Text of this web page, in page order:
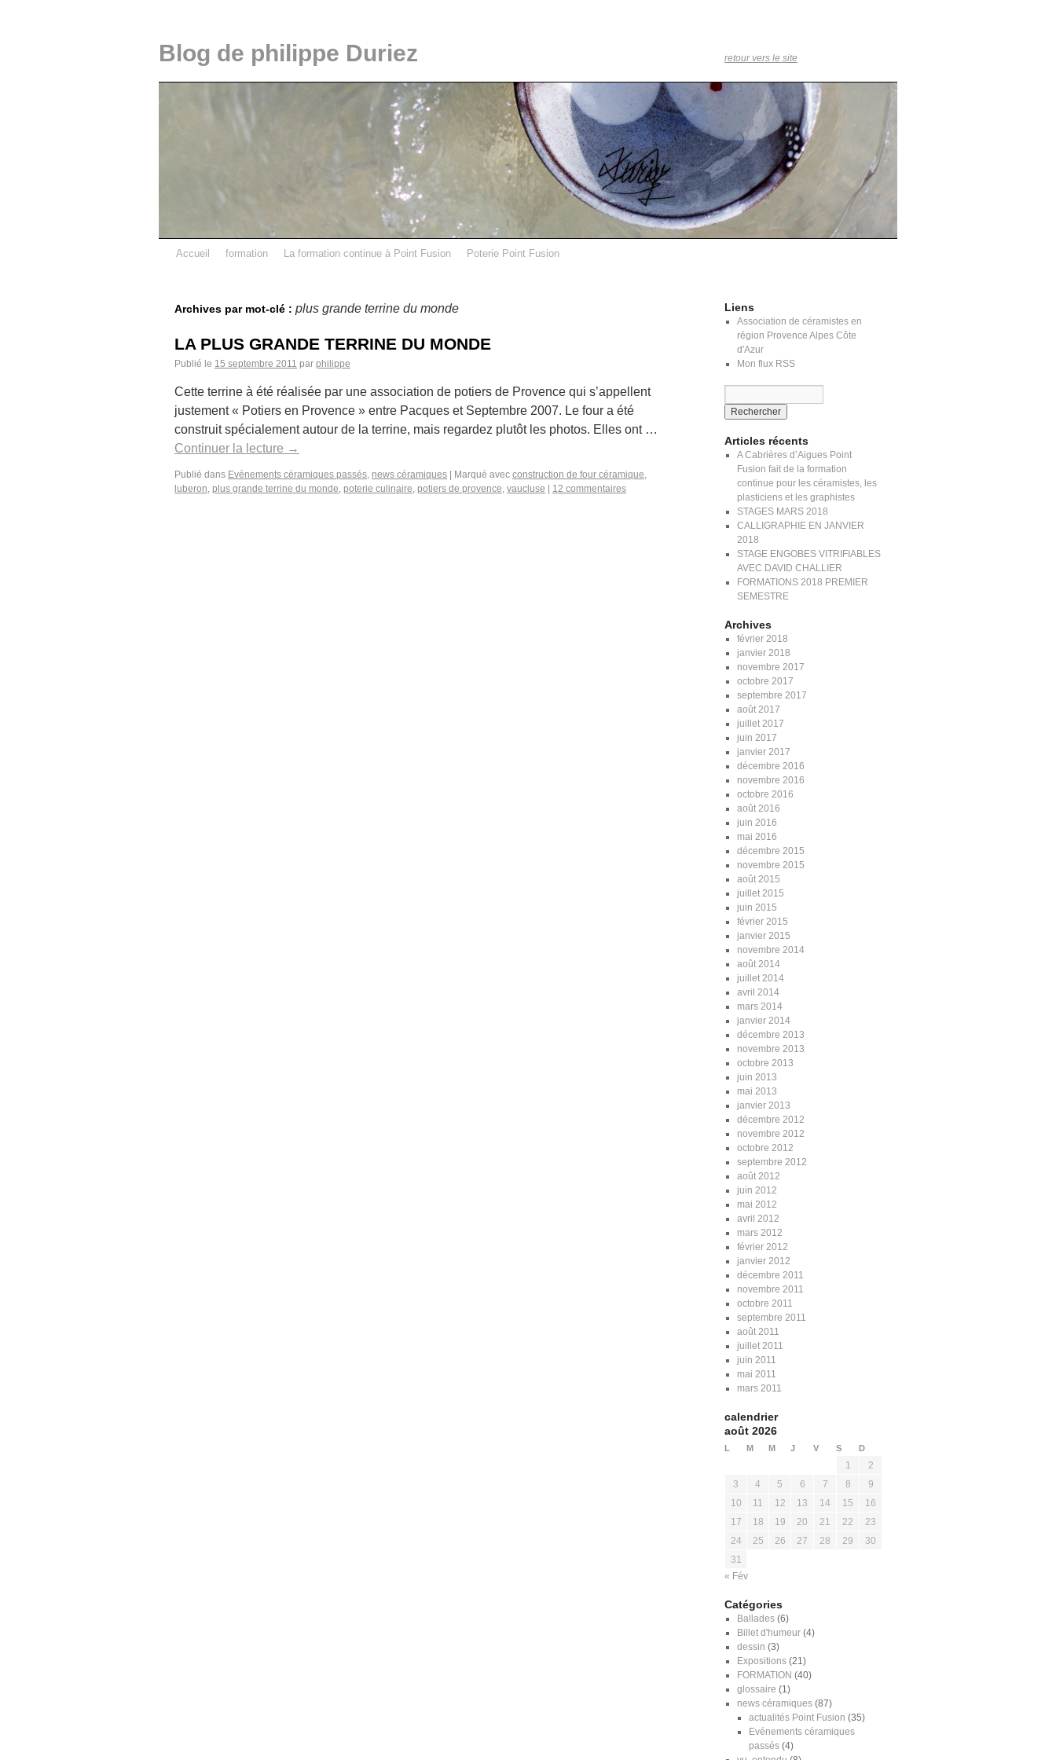
Blog de philippe Duriez retour vers le site
Accueil formation La formation continue à Point Fusion Poterie Point Fusion
Archives par mot-clé : plus grande terrine du monde
LA PLUS GRANDE TERRINE DU MONDE
Publié le 15 septembre 2011 par philippe
Cette terrine à été réalisée par une association de potiers de Provence qui s’appellent
justement « Potiers en Provence » entre Pacques et Septembre 2007. Le four a été
construit spécialement autour de la terrine, mais regardez plutôt les photos. Elles ont …
Continuer la lecture →
Publié dans Evénements céramiques passés, news céramiques Marqué avec construction de four céramique,
luberon, plus grande terrine du monde, poterie culinaire, potiers de provence, vaucluse 12 commentaires
Liens
Association de céramistes en
région Provence Alpes Côte
d'Azur
Mon flux RSS
Articles récents
A Cabrières d’Aigues Point
Fusion fait de la formation
continue pour les céramistes, les
plasticiens et les graphistes
STAGES MARS 2018
CALLIGRAPHIE EN JANVIER
2018
STAGE ENGOBES VITRIFIABLES
AVEC DAVID CHALLIER
FORMATIONS 2018 PREMIER
SEMESTRE
Archives
février 2018
janvier 2018
novembre 2017
octobre 2017
septembre 2017
août 2017
juillet 2017
juin 2017
janvier 2017
décembre 2016
novembre 2016
octobre 2016
août 2016
juin 2016
mai 2016
décembre 2015
novembre 2015
août 2015
juillet 2015
juin 2015
février 2015
janvier 2015
novembre 2014
août 2014
juillet 2014
avril 2014
mars 2014
janvier 2014
décembre 2013
novembre 2013
octobre 2013
juin 2013
mai 2013
janvier 2013
décembre 2012
novembre 2012
octobre 2012
septembre 2012
août 2012
juin 2012
mai 2012
avril 2012
mars 2012
février 2012
janvier 2012
décembre 2011
novembre 2011
octobre 2011
septembre 2011
août 2011
juillet 2011
juin 2011
mai 2011
mars 2011
calendrier
août 2026
L M M J V S D
« Fév
1
2
3
4 5 6 7 8
9
10
11 12 13 14 15
16
17
18 19 20 21 22
23
24
25 26 27 28 29
30
31
Catégories
Ballades(6)
Billet d'humeur(4)
dessin (3)
Expositions(21)
FORMATION (40)
glossaire (1)
news céramiques(87)
actualités Point Fusion (35)
Evénements céramiques
passés (4)